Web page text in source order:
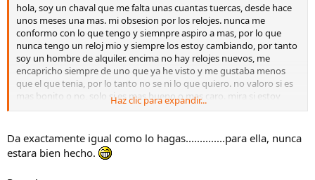
hola, soy un chaval que me falta unas cuantas tuercas, desde hace
unos meses una mas. mi obsesion por los relojes. nunca me
conformo con lo que tengo y siemnpre aspiro a mas, por lo que
nunca tengo un reloj mio y siempre los estoy cambiando, por tanto
soy un hombre de alquiler. encima no hay relojes nuevos, me
encapricho siempre de uno que ya he visto y me gustaba menos
que el que tenia, por lo tanto no se ni lo que quiero. no valoro si es
mas bonito o no, solo si es mas bueno o mas caro. mira si estoy
obsesionado que a veces ni me doy cuenta y paso mas tiempo
dictado y copiado literalmente (relatado por ella en primera
persona)
Haz clic para expandir...
Da exactamente igual como lo hagas..............para ella, nunca
estara bien hecho.